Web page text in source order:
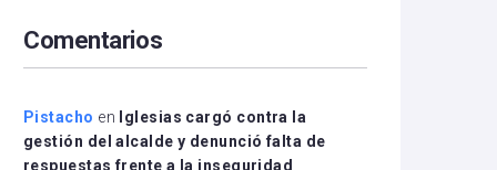
disminuir
el
Comentarios
Pistacho en
Iglesias cargó contra la
gestión del alcalde y denunció falta de
respuestas frente a la inseguridad